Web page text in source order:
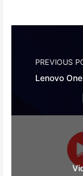
PREVIOUS
Lenovo